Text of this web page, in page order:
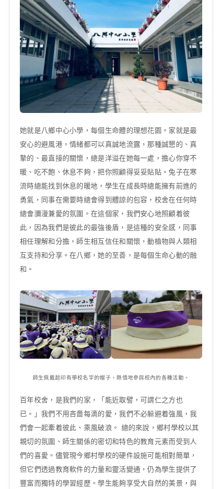
她就是八鄉中心小學，每個生命體的理想花園。家就是最
安心的避風港，情緒都可以真誠地流露，那種誠懇的、真
摯的、最直接的關懷，總是洋溢在她每一處，擔心你穿不
暖、吃不飽、休息不夠，把你照顧得妥妥貼貼。兔子在寒
流時總能找到休息的暖地，學生在成長時總能擁有前進的
勇氣，同事在需要時總會得到體諒的包容，校舍在任何時
總會瀰漫兼愛的氛圍。在這個家，我們安心地照顧着彼
此，因為我們是彼此的最強後盾，是這種的安全感，同事
相任理解和分擔，師生相互信任和關懷，動植物與人類相
互支持和分享。在八鄉，她的至善，是每個生命心動的融
和。
師生佩戴起印有學校名字的帽子，熱情地參與校內的各種活動。
百年校舍，是我們的家，「能近取譬，可謂仁之方也
已。」我們不用吝嗇每滴的愛，我們不必躲避着強風，我
們會一起牽着彼此、乘風破浪。 總的來說，鄉村學校以其
親切的氛圍、師生關係的密切和特色的教育元素而受到人
們的喜愛。儘管現今鄉村學校的硬件設施可能相對簡單，
但它們透過教育軟件的力量和靈活變通，仍為學生提供了
豐富而獨特的學習經歷。學生能夠享受大自然的美景，與